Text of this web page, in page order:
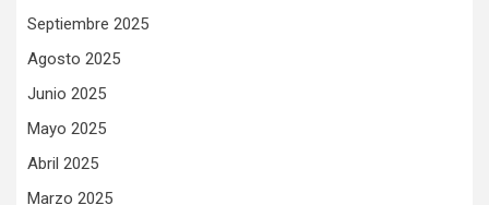
Septiembre 2025
Agosto 2025
Junio 2025
Mayo 2025
Abril 2025
Marzo 2025